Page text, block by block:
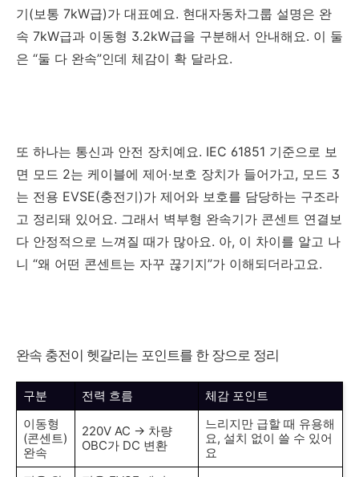
기(보통 7kW급)가 대표예요. 현대자동차그룹 설명은 완
속 7kW급과 이동형 3.2kW급을 구분해서 안내해요. 이 둘
은 “둘 다 완속”인데 체감이 확 달라요.
또 하나는 통신과 안전 장치예요. IEC 61851 기준으로 보
면 모드 2는 케이블에 제어·보호 장치가 들어가고, 모드 3
는 전용 EVSE(충전기)가 제어와 보호를 담당하는 구조라
고 정리돼 있어요. 그래서 벽부형 완속기가 콘센트 연결보
다 안정적으로 느껴질 때가 많아요. 아, 이 차이를 알고 나
니 “왜 어떤 콘센트는 자꾸 끊기지”가 이해되더라고요.
완속 충전이 헷갈리는 포인트를 한 장으로 정리
구분 전력 흐름
체감 포인트
이동형
(콘센트)
완속
220V AC → 차량
OBC가 DC 변환
느리지만 급할 때 유용해
요, 설치 없이 쓸 수 있어
요